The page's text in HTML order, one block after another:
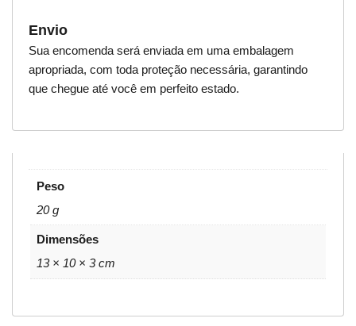
Envio
Sua encomenda será enviada em uma embalagem
apropriada, com toda proteção necessária, garantindo
que chegue até você em perfeito estado.
Peso
20 g
Dimensões
13 × 10 × 3 cm